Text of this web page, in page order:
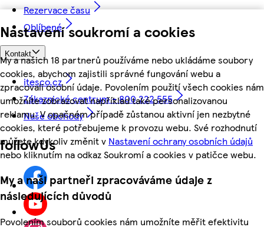
Nastavení soukromí a cookies
My a našich 18 partnerů používáme nebo ukládáme soubory
cookies, abychom zajistili správné fungování webu a
zpracovali osobní údaje. Povolením použití všech cookies nám
umožníte zobrazovat například také personalizovanou
reklamu. V opačném případě zůstanou aktivní jen nezbytné
cookies, které potřebujeme k provozu webu. Své rozhodnutí
můžete kdykoliv změnit v Nastavení ochrany osobních údajů
nebo kliknutím na odkaz Soukromí a cookies v patičce webu.
My a naši partneři zpracováváme údaje z
následujících důvodů
Povolením souborů cookies nám umožníte měřit efektivitu
Rezervace času
Oblíbené
Kontakt
itesco.cz
Zákaznické centrum - 800 222 555
Naše obchody
followUs